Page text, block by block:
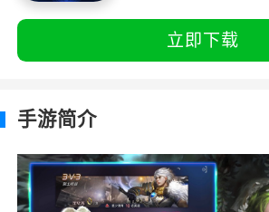
立即下载
手游简介